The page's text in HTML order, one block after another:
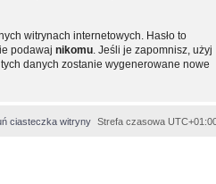
witrynach internetowych. Hasło to
podawaj nikomu . Jeśli je zapomnisz, użyj
danych zostanie wygenerowane nowe
Strefa czasowa
ciasteczka witryny